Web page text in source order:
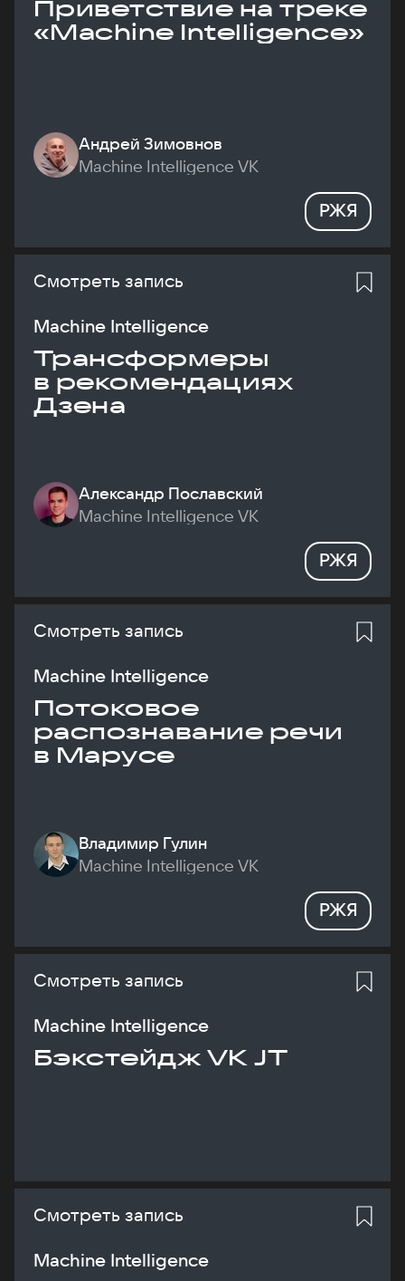
Приветствие на треке
«Machine Intelligence»
Андрей Зимовнов
Machine Intelligence VK
РЖЯ
Смотреть запись
Machine Intelligence
Трансформеры
в рекомендациях
Дзена
Александр Пославский
Machine Intelligence VK
РЖЯ
Смотреть запись
Machine Intelligence
Потоковое
распознавание речи
в Марусе
Владимир Гулин
Machine Intelligence VK
РЖЯ
Смотреть запись
Machine Intelligence
Бэкстейдж VK JT
Смотреть запись
Machine Intelligence